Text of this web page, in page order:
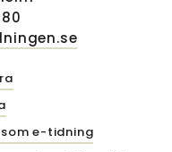
e-tidning